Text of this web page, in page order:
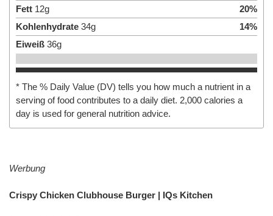
Fett 12g 20%
Kohlenhydrate 34g 14%
Eiweiß 36g
* The % Daily Value (DV) tells you how much a nutrient in a
serving of food contributes to a daily diet. 2,000 calories a
day is used for general nutrition advice.
Werbung
Crispy Chicken Clubhouse Burger | IQs Kitchen